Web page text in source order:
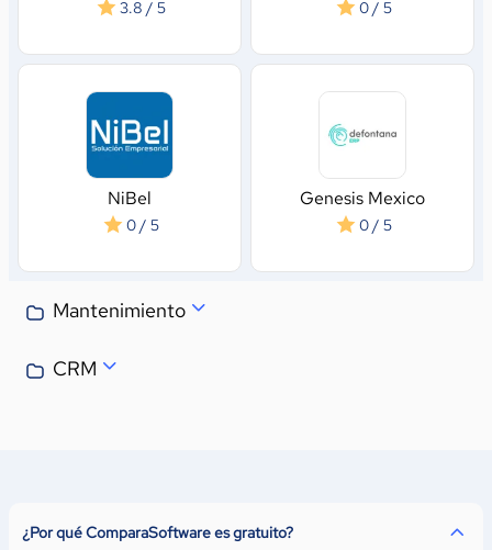
3.8 / 5 0 / 5
NiBel
0 / 5
Genesis Mexico
0 / 5
Mantenimiento
CRM
¿Por qué ComparaSoftware es gratuito?